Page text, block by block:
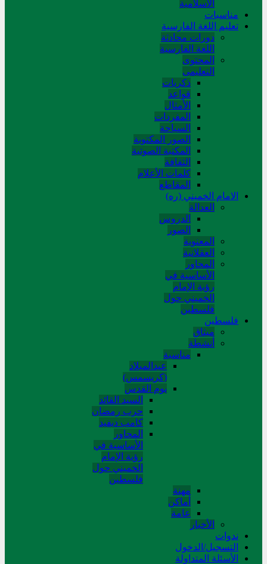
الاسلامية
مناسبات
تعلیم اللغة الفارسیة
دورات محادثة
اللغة الفارسیة
المحتوی
التعلیمی
ذکریات
قواعد
الأمثال
المفردات
السیاحة
الصور المکتوبة
المکتبة الصوتیة
الثقافة
کلمات الأعلام
المقاطع
الامام الخميني (ره)
العدالة
الدروس
الصور
المعنوية
العقلانية
المحاور
الأساسیة في
رؤیة الإمام
الخمیني حول
فلسطین
فلسطین
میثاق
أنشطة
مناسبة
عیدالمیلاد
(کریسمس)
یوم القدس
السید القائد
حرب رمضان
کامب دیفید
المحاور
الأساسية في
رؤية الإمام
الخميني حول
فلسطین
مهنة
أماکن
عامة
الأخبار
ندوات
التسجیل/الدخول
الأسئلة المتداولة